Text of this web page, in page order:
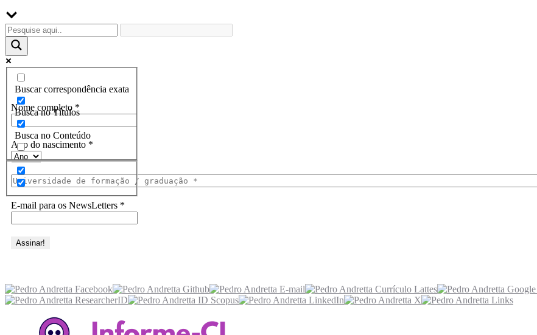
Buscar correspondência exata
Busca no Títulos
Busca no Conteúdo
Assine a Informe-CI NewsLetters
Nome completo *
Ano do nascimento *
E-mail para os NewsLetters *